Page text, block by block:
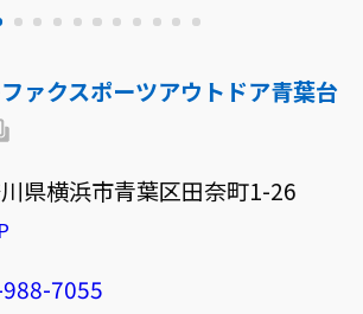
ァクスポーツアウトドア青葉台
県横浜市青葉区田奈町1-26
7055